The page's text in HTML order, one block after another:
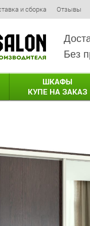
и сборка Отзывы
Без
ШКАФЫ
КУПЕ НА ЗАКАЗ